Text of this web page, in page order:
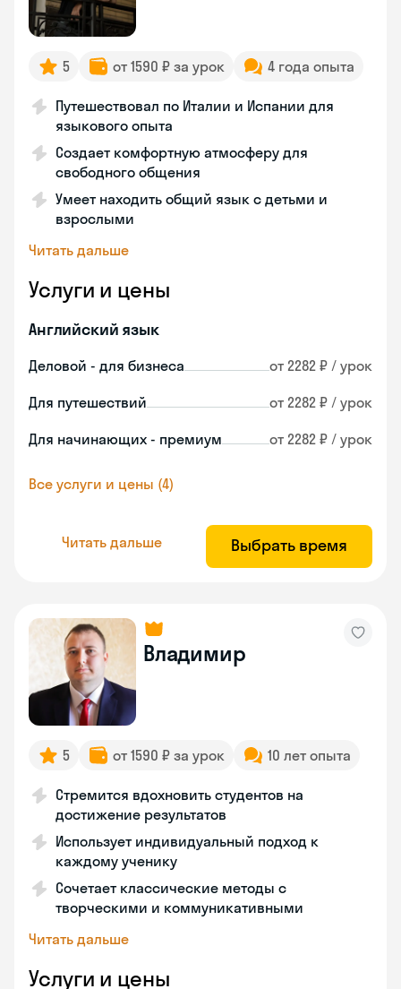
5 от 1590 ₽ за урок 4 года опыта
Путешествовал по Италии и Испании для
языкового опыта
Создает комфортную атмосферу для
свободного общения
Умеет находить общий язык с детьми и
взрослыми
Читать дальше
Услуги и цены
Английский язык
Деловой - для бизнеса от 2282 ₽ / урок
Для путешествий от 2282 ₽ / урок
Для начинающих - премиум от 2282 ₽ / урок
Все услуги и цены (4)
Читать дальше Выбрать время
Владимир
5 от 1590 ₽ за урок 10 лет опыта
Стремится вдохновить студентов на
достижение результатов
Использует индивидуальный подход к
каждому ученику
Сочетает классические методы с
творческими и коммуникативными
Читать дальше
Услуги и цены